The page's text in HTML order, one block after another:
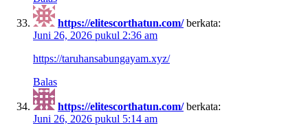
https://elitescorthatun.com/ berkata:
Juni 26, 2026 pukul 2:36 am
https://taruhansabungayam.xyz/
Balas
https://elitescorthatun.com/ berkata:
Juni 26, 2026 pukul 5:14 am